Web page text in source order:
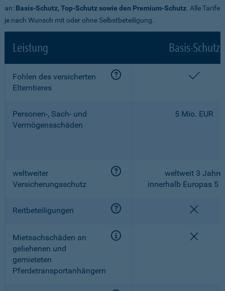
an: Basis-Schutz, Top-Schutz sowie den Premium-Schutz. Alle Tarife
je nach Wunsch mit oder ohne Selbstbeteiligung.
Leistung Basis-Schutz
Fohlen des versicherten
Elterntieres
Personen-, Sach- und
Vermögensschäden
5 Mio. EUR
weltweiter
Versicherungsschutz
weltweit 3 Jahre,
innerhalb Europas 5
Reitbeteiligungen
Mietsachschäden an
geliehenen und
gemieteten
Pferdetransportanhängern